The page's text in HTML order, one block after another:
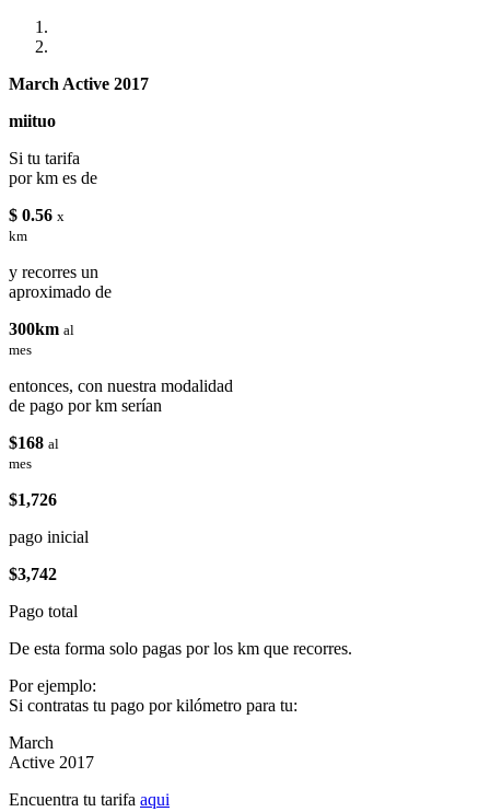
March Active 2017
miituo
Si tu tarifa
por km es de
$ 0.56 x
km
y recorres un
aproximado de
300km al
mes
entonces, con nuestra modalidad
de pago por km serían
$168 al
mes
$1,726
pago inicial
$3,742
Pago total
De esta forma solo pagas por los km que recorres.
Por ejemplo:
Si contratas tu pago por kilómetro para tu:
March
Active 2017
Encuentra tu tarifa aqui